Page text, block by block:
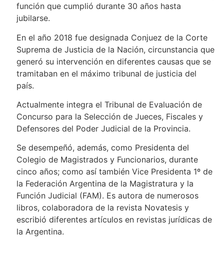
función que cumplió durante 30 años hasta
jubilarse.
En el año 2018 fue designada Conjuez de la Corte
Suprema de Justicia de la Nación, circunstancia que
generó su intervención en diferentes causas que se
tramitaban en el máximo tribunal de justicia del
país.
Actualmente integra el Tribunal de Evaluación de
Concurso para la Selección de Jueces, Fiscales y
Defensores del Poder Judicial de la Provincia.
Se desempeñó, además, como Presidenta del
Colegio de Magistrados y Funcionarios, durante
cinco años; como así también Vice Presidenta 1º de
la Federación Argentina de la Magistratura y la
Función Judicial (FAM). Es autora de numerosos
libros, colaboradora de la revista Novatesis y
escribió diferentes artículos en revistas jurídicas de
la Argentina.